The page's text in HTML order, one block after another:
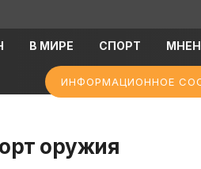
В МИРЕ СПОРТ
ИНФОРМАЦИОННОЕ
оружия